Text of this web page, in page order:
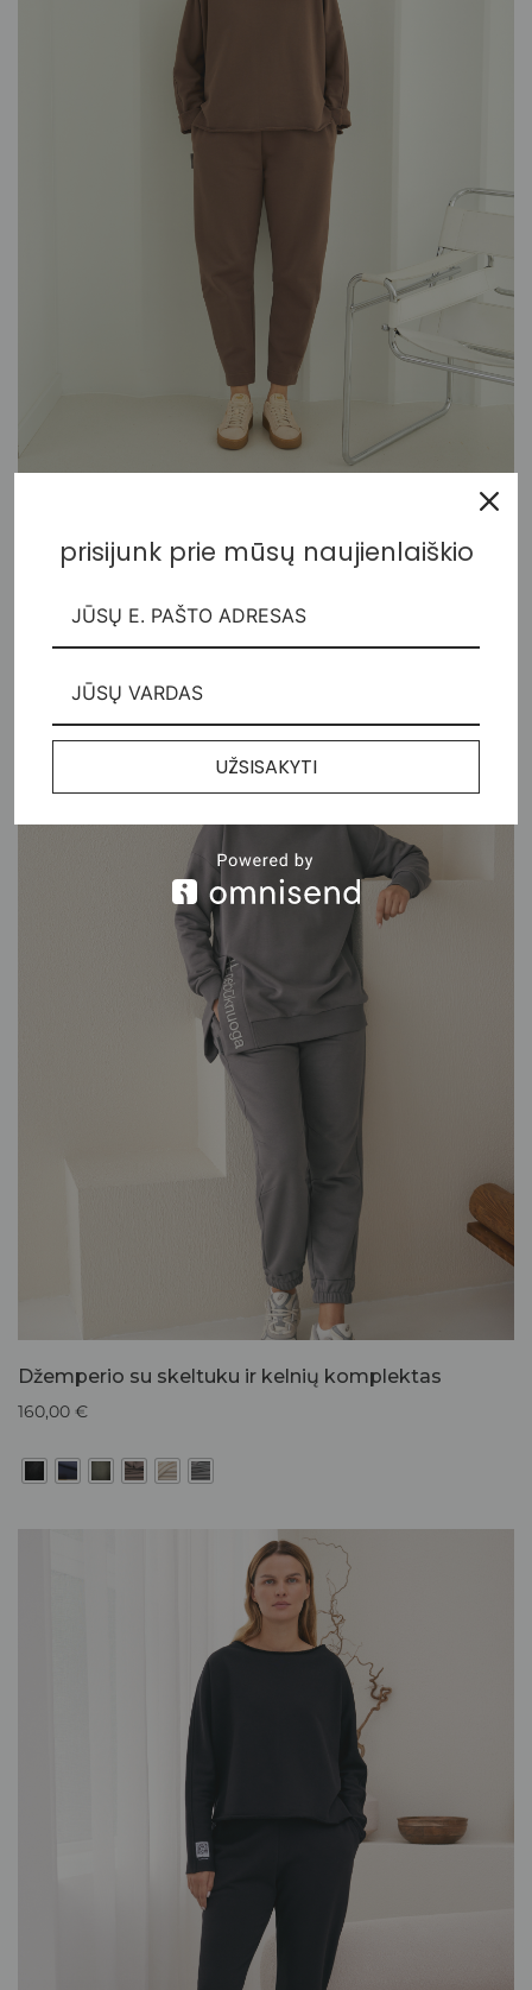
160,00€
Džemperio su skeltuku ir kelnių komplektas
160,00 €
prisijunk prie mūsų naujienlaiškio
UŽSISAKYTI